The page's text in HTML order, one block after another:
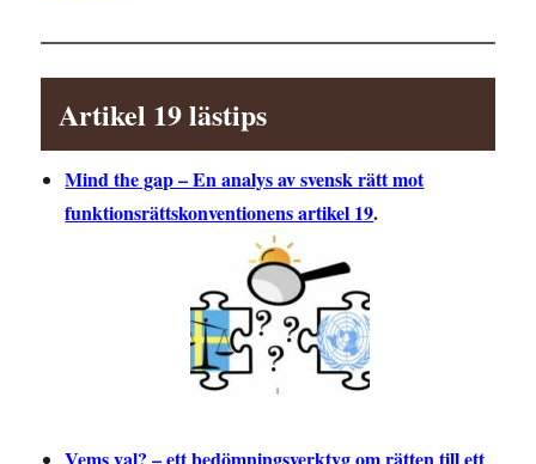
Artikel 19 lästips
Mind the gap – En analys av svensk rätt mot
funktionsrättskonventionens artikel 19.
Vems val? – ett bedömningsverktyg om rätten till ett